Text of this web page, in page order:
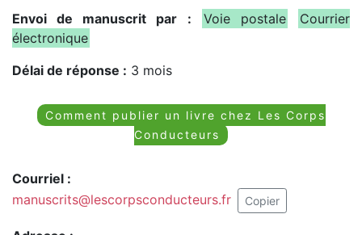
Envoi de manuscrit par :
Voie postale
Courrier
électronique
Délai de réponse : 3 mois
Comment publier un livre chez Les Corps
Conducteurs
Courriel :
manuscrits@lescorpsconducteurs.fr
Copier